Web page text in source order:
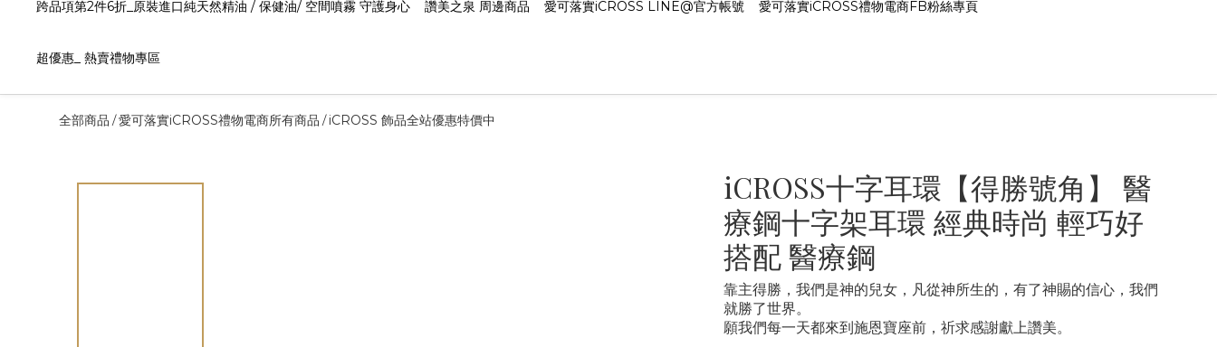
跨品項第2件6折_原裝進口純天然精油 / 保健油/ 空間噴霧 守護身心 讚美之泉 周邊商品 愛可落實iCROSS LINE@官方帳號 愛可落實iCROSS禮物電商FB粉絲專頁
超優惠_ 熱賣禮物專區
全部商品 /愛可落實iCROSS禮物電商所有商品 /iCROSS 飾品全站優惠特價中
iCROSS十字耳環【得勝號角】 醫
療鋼十字架耳環 經典時尚 輕巧好
搭配 醫療鋼
靠主得勝，我們是神的兒女，凡從神所生的，有了神賜的信心，我們
就勝了世界。
願我們每一天都來到施恩寶座前，祈求感謝獻上讚美。